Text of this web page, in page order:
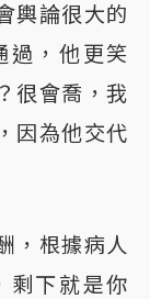
輿論很大的
過，他更笑
很會喬，我
因為他交代
，根據病人
剩下就是你